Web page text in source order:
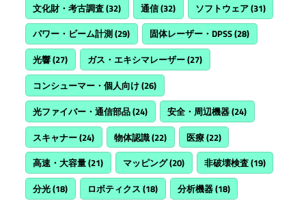
文化財・考古調査(32) 通信(32) ソフトウェア(31)
パワー・ビーム計測(29) 固体レーザー・DPSS(28)
光響(27) ガス・エキシマレーザー(27)
コンシューマー・個人向け(26)
光ファイバー・通信部品(24) 安全・周辺機器(24)
スキャナー(24) 物体認識(22) 医療(22)
高速・大容量(21) マッピング(20) 非破壊検査(19)
分光(18) ロボティクス (18) 分析機器(18)